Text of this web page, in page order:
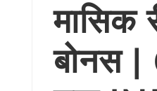
मासिक
बोनस